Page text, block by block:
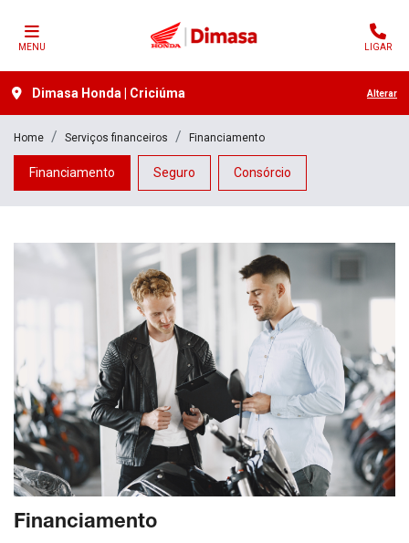
MENU LIGAR
Dimasa Honda | Criciúma Alterar
Home Serviços financeiros Financiamento
Seguro
Financiamento Consórcio
Financiamento